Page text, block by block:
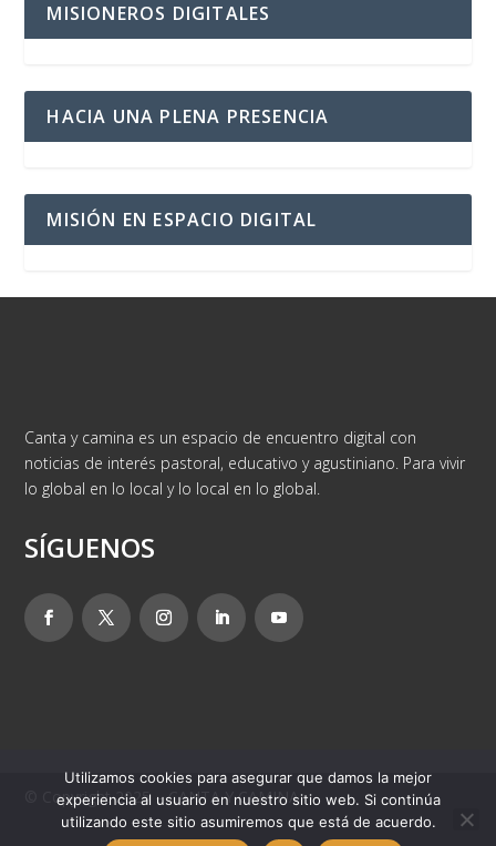
MISIONEROS DIGITALES
HACIA UNA PLENA PRESENCIA
MISIÓN EN ESPACIO DIGITAL
Canta y camina es un espacio de encuentro digital con
noticias de interés pastoral, educativo y agustiniano. Para vivir
lo global en lo local y lo local en lo global.
SÍGUENOS
© Copyright 2025 – CANTA Y CAMINA
Utilizamos cookies para asegurar que damos la mejor
experiencia al usuario en nuestro sitio web. Si continúa
utilizando este sitio asumiremos que está de acuerdo.